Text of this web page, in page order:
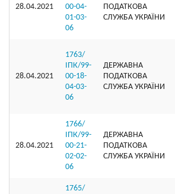
28.04.2021
00-04-
01-03-
06
ПОДАТКОВА
СЛУЖБА УКРАЇНИ
28.04.2021
1763/
ІПК/99-
00-18-
04-03-
06
ДЕРЖАВНА
ПОДАТКОВА
СЛУЖБА УКРАЇНИ
28.04.2021
1766/
ІПК/99-
00-21-
02-02-
06
ДЕРЖАВНА
ПОДАТКОВА
СЛУЖБА УКРАЇНИ
1765/